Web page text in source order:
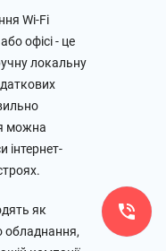
Wi-Fi
офісі - це
локальну
можна
інтернет-
як
обладнання,